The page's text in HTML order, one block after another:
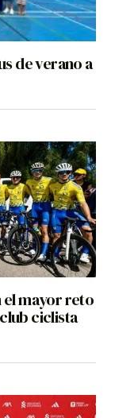
de verano a
el mayor reto
ciclista